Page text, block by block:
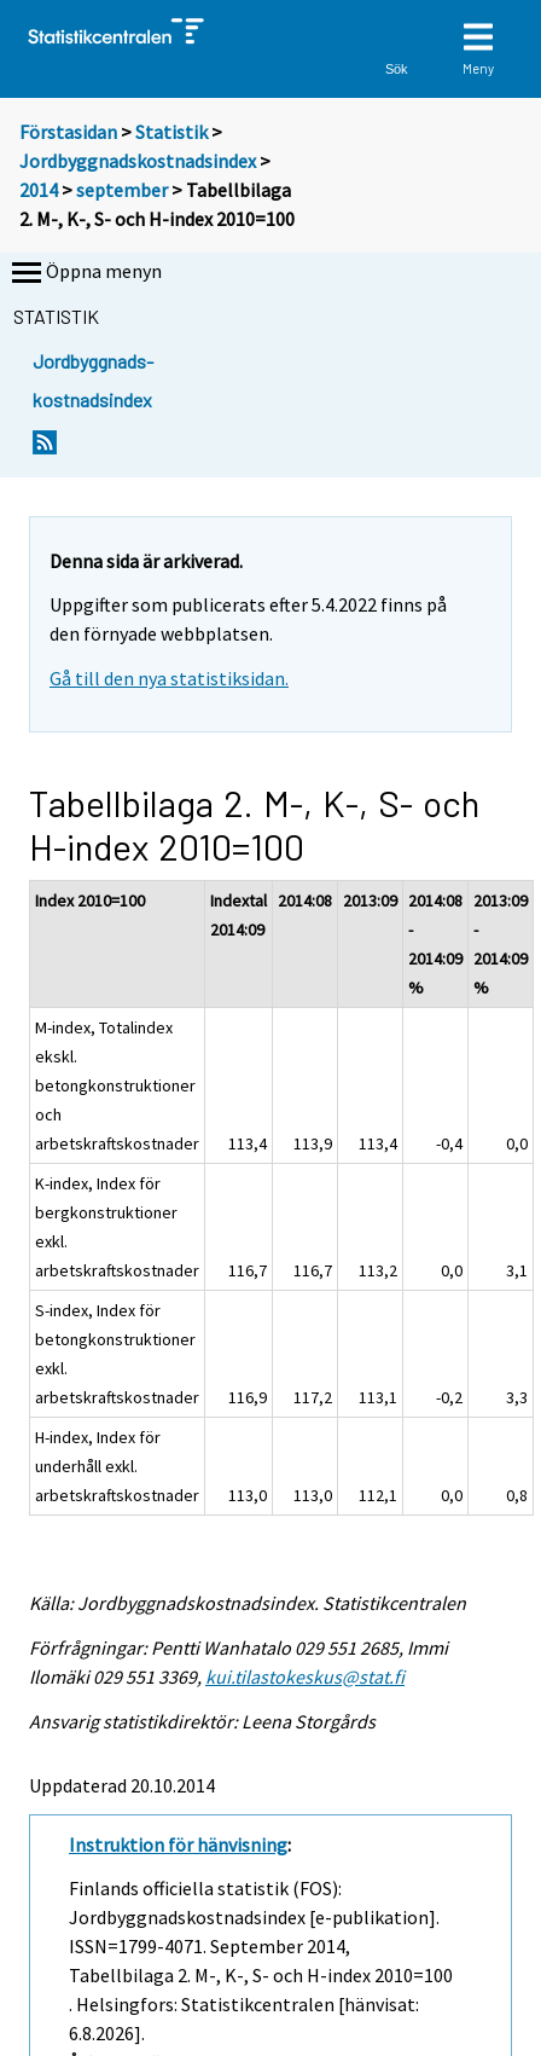
Sök Meny
Förstasidan >Statistik >
Jordbyggnadskostnadsindex>
2014>september> Tabellbilaga
2. M-, K-, S- och H-index 2010=100
Öppna menyn
STATISTIK
Jordbyggnads-
kostnadsindex
Denna sida är arkiverad.
Uppgifter som publicerats efter 5.4.2022 finns på
den förnyade webbplatsen.
Gå till den nya statistiksidan.
Tabellbilaga 2. M-, K-, S- och
H-index 2010=100
Index 2010=100
Indextal
2014:09
2014:08 2013:09 2014:08
-
2014:09
%
2013:09
-
2014:09
%
M-index, Totalindex
ekskl.
betongkonstruktioner
och
arbetskraftskostnader
113,4 113,9 113,4 -0,4
0,0
K-index, Index för
bergkonstruktioner
exkl.
arbetskraftskostnader
116,7 116,7 113,2 0,0
3,1
S-index, Index för
betongkonstruktioner
exkl.
arbetskraftskostnader
116,9 117,2 113,1 -0,2
3,3
H-index, Index för
underhåll exkl.
arbetskraftskostnader
113,0 113,0 112,1 0,0 0,8
Källa: Jordbyggnadskostnadsindex. Statistikcentralen
Förfrågningar: Pentti Wanhatalo 029 551 2685, Immi
Ilomäki 029 551 3369, kui.tilastokeskus@stat.fi
Ansvarig statistikdirektör: Leena Storgårds
Uppdaterad 20.10.2014
Instruktion för hänvisning:
Finlands officiella statistik (FOS):
Jordbyggnadskostnadsindex [e-publikation].
ISSN=1799-4071. September 2014,
Tabellbilaga 2. M-, K-, S- och H-index 2010=100
. Helsingfors: Statistikcentralen [hänvisat:
6.8.2026].